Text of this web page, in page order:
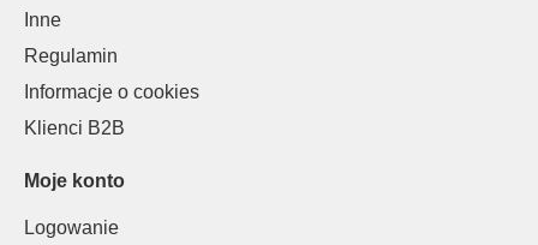
Inne
Regulamin
Informacje o cookies
Klienci B2B
Moje konto
Logowanie